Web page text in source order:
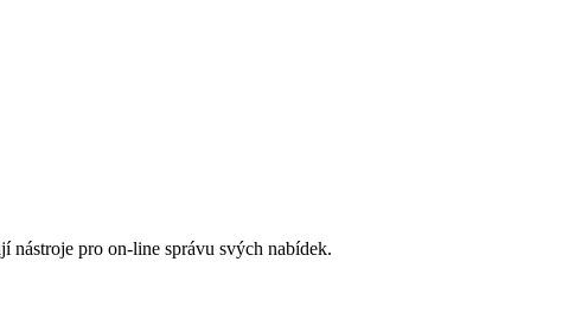
nástroje pro on-line správu svých nabídek.